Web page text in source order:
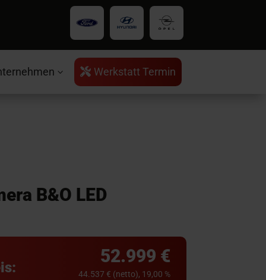
3  Werkstatt Termin
B&O LED
52.999 €
44.537 € (netto), 19,00 %